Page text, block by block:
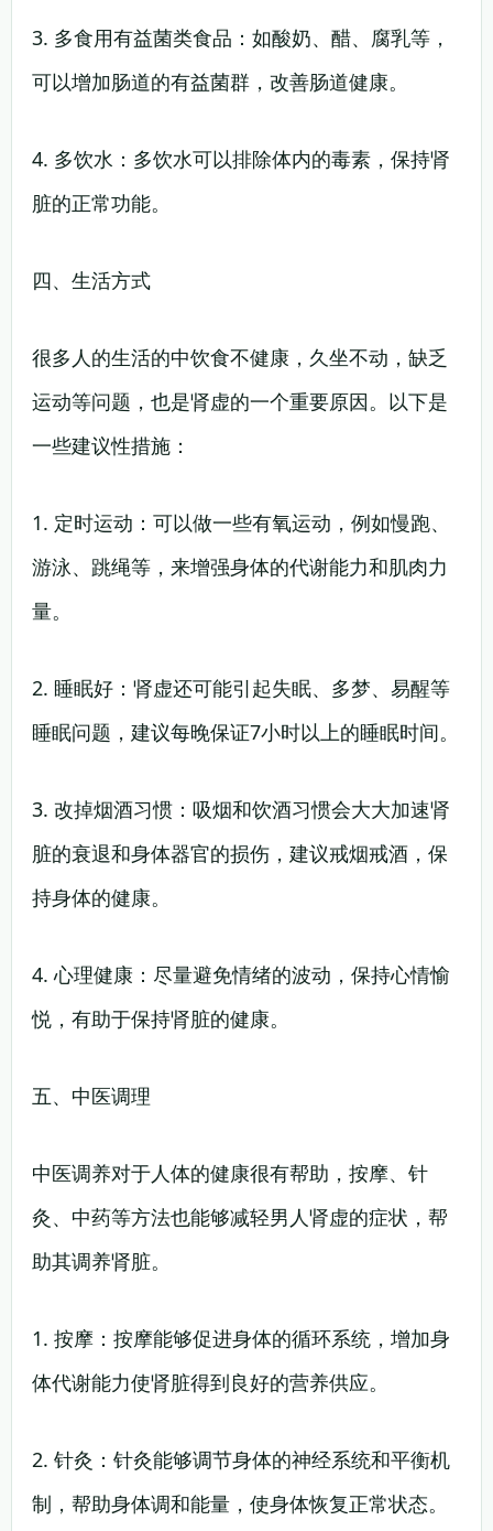
3. 多食用有益菌类食品：如酸奶、醋、腐乳等，
可以增加肠道的有益菌群，改善肠道健康。
4. 多饮水：多饮水可以排除体内的毒素，保持肾
脏的正常功能。
四、生活方式
很多人的生活的中饮食不健康，久坐不动，缺乏
运动等问题，也是肾虚的一个重要原因。以下是
一些建议性措施：
1. 定时运动：可以做一些有氧运动，例如慢跑、
游泳、跳绳等，来增强身体的代谢能力和肌肉力
量。
2. 睡眠好：肾虚还可能引起失眠、多梦、易醒等
睡眠问题，建议每晚保证7小时以上的睡眠时间。
3. 改掉烟酒习惯：吸烟和饮酒习惯会大大加速肾
脏的衰退和身体器官的损伤，建议戒烟戒酒，保
持身体的健康。
4. 心理健康：尽量避免情绪的波动，保持心情愉
悦，有助于保持肾脏的健康。
五、中医调理
中医调养对于人体的健康很有帮助，按摩、针
灸、中药等方法也能够减轻男人肾虚的症状，帮
助其调养肾脏。
1. 按摩：按摩能够促进身体的循环系统，增加身
体代谢能力使肾脏得到良好的营养供应。
2. 针灸：针灸能够调节身体的神经系统和平衡机
制，帮助身体调和能量，使身体恢复正常状态。